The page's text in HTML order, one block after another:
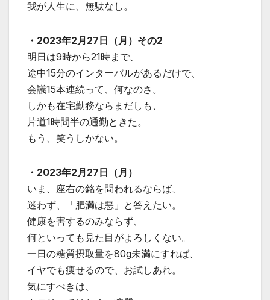
我が人生に、無駄なし。
・2023年2月27日（月）その2
明日は9時から21時まで、
途中15分のインターバルがあるだけで、
会議15本連続って、何なのさ。
しかも在宅勤務ならまだしも、
片道1時間半の通勤ときた。
もう、笑うしかない。
・2023年2月27日（月）
いま、座右の銘を問われるならば、
迷わず、「肥満は悪」と答えたい。
健康を害するのみならず、
何といっても見た目がよろしくない。
一日の糖質摂取量を80g未満にすれば、
イヤでも痩せるので、お試しあれ。
気にすべきは、